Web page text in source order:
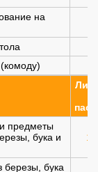
на
предметы
бука и
березы, бука